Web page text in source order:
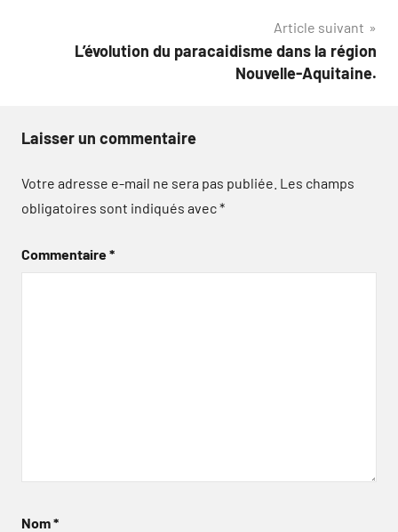
Article suivant
L’évolution du paracaidisme dans la région
Nouvelle-Aquitaine.
Laisser un commentaire
Votre adresse e-mail ne sera pas publiée. Les champs
obligatoires sont indiqués avec*
Commentaire*
Nom*